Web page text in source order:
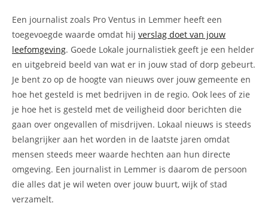
Een journalist zoals Pro Ventus in Lemmer heeft een
toegevoegde waarde omdat hij verslag doet van jouw
leefomgeving. Goede Lokale journalistiek geeft je een helder
en uitgebreid beeld van wat er in jouw stad of dorp gebeurt.
Je bent zo op de hoogte van nieuws over jouw gemeente en
hoe het gesteld is met bedrijven in de regio. Ook lees of zie
je hoe het is gesteld met de veiligheid door berichten die
gaan over ongevallen of misdrijven. Lokaal nieuws is steeds
belangrijker aan het worden in de laatste jaren omdat
mensen steeds meer waarde hechten aan hun directe
omgeving. Een journalist in Lemmer is daarom de persoon
die alles dat je wil weten over jouw buurt, wijk of stad
verzamelt.